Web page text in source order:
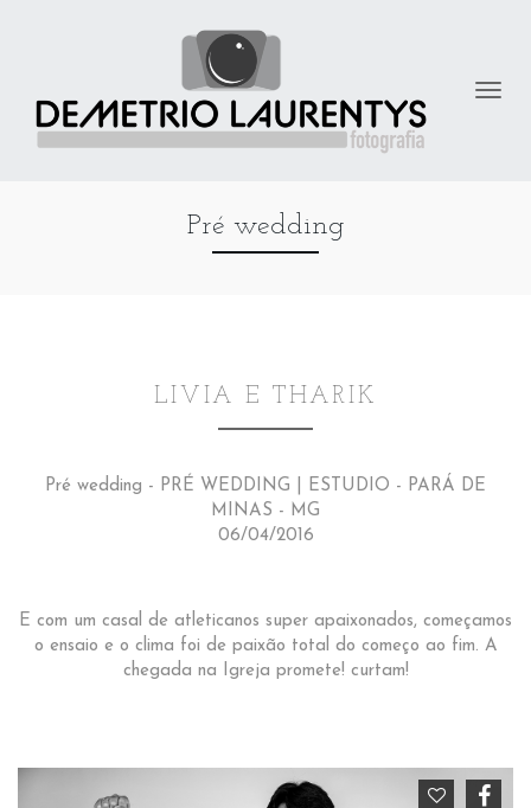
Pré wedding
LIVIA E THARIK
Pré wedding - PRÉ WEDDING | ESTUDIO - PARÁ DE
MINAS - MG
06/04/2016
E com um casal de atleticanos super apaixonados, começamos
o ensaio e o clima foi de paixão total do começo ao fim. A
chegada na Igreja promete! curtam!